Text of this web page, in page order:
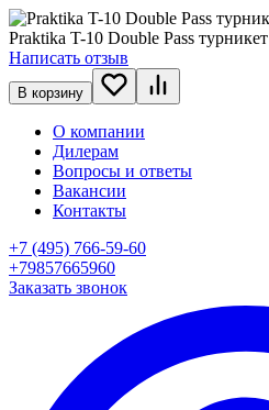
Praktika T-10 Double Pass турникет
Написать отзыв
В корзину
О компании
Дилерам
Вопросы и ответы
Вакансии
Контакты
+7 (495) 766-59-60
+79857665960
Заказать звонок